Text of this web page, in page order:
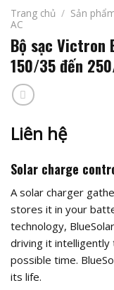
Trang chủ / Sản
AC
Bộ sạc Victron
150/35 đến
Liên hệ
Solar charge
A solar charger
stores it in your
technology,
driving it intelligently
possible time.
its life.